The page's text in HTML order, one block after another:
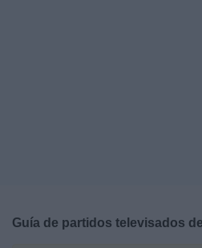
Guía de partidos televisados de
Noticias